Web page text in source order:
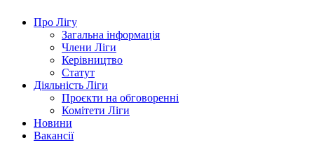
Про Лігу
Загальна інформація
Члени Ліги
Керівництво
Статут
Діяльність Ліги
Проєкти на обговоренні
Комітети Ліги
Новини
Вакансії